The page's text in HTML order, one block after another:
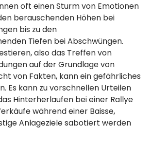
oft einen Sturm von Emotionen
berauschenden Höhen bei
bis zu den
Tiefen bei Abschwüngen.
also das Treffen von
auf der Grundlage von
von Fakten, kann ein gefährliches
Es kann zu vorschnellen Urteilen
Hinterherlaufen bei einer Rallye
während einer Baisse,
Anlageziele sabotiert werden